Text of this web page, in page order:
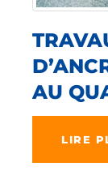
AU
LIRE